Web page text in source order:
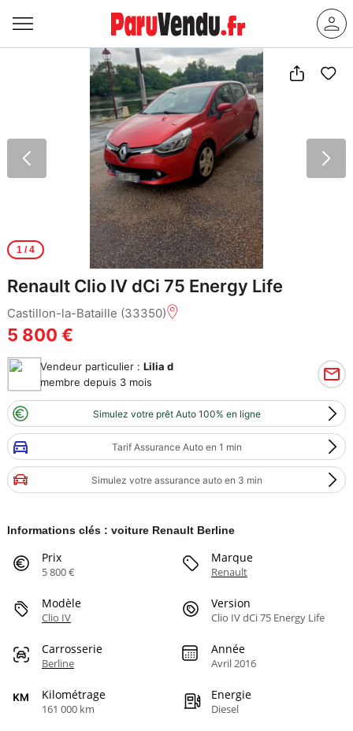
1/ 4
Renault Clio IV dCi 75 Energy Life
Castillon-la-Bataille (33350)
5 800 €
Vendeur particulier : Lilia d
membre depuis 3 mois
Simulez votre prêt Auto 100% en ligne
Tarif Assurance Auto en 1 min
Simulez votre assurance auto en 3 min
Informations clés : voiture Renault Berline
Prix
5 800 €
Marque
Renault
Modèle
Clio IV
Version
Clio IV dCi 75 Energy Life
Carrosserie
Berline
Année
Avril 2016
Kilométrage
161 000 km
Energie
Diesel